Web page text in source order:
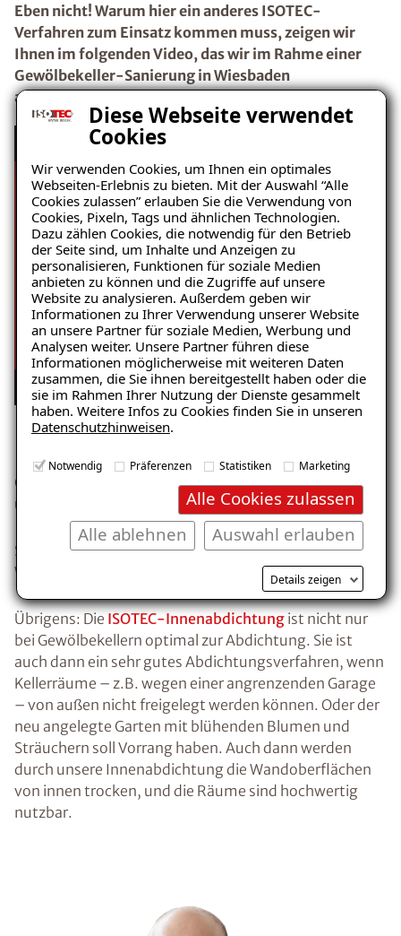
Diese Webseite verwendet
Cookies
Wir verwenden Cookies, um Ihnen ein optimales
Webseiten-Erlebnis zu bieten. Mit der Auswahl “Alle
Cookies zulassen” erlauben Sie die Verwendung von
Cookies, Pixeln, Tags und ähnlichen Technologien.
Dazu zählen Cookies, die notwendig für den Betrieb
der Seite sind, um Inhalte und Anzeigen zu
personalisieren, Funktionen für soziale Medien
anbieten zu können und die Zugriffe auf unsere
Website zu analysieren. Außerdem geben wir
Informationen zu Ihrer Verwendung unserer Website
an unsere Partner für soziale Medien, Werbung und
Analysen weiter. Unsere Partner führen diese
Informationen möglicherweise mit weiteren Daten
zusammen, die Sie ihnen bereitgestellt haben oder die
sie im Rahmen Ihrer Nutzung der Dienste gesammelt
haben. Weitere Infos zu Cookies finden Sie in unseren
Datenschutzhinweisen.
Notwendig Präferenzen Statistiken Marketing
Alle Cookies zulassen
Auswahl erlauben
Alle ablehnen
Details zeigen
Eben nicht! Warum hier ein anderes ISOTEC-
Verfahren zum Einsatz kommen muss, zeigen wir
Ihnen im folgenden Video, das wir im Rahme einer
Gewölbekeller-Sanierung in Wiesbaden
aufgenommen haben:
Gefällt Ihnen unser neues Video? - Dann lassen Sie es
uns wissen! Wir freuen uns über Ihren Kommentar.
Sie haben noch Fragen zum ThemaInnenabdichtung
Wir sind gerne für Sie da!
Übrigens: Die ISOTEC-Innenabdichtung ist nicht nur
bei Gewölbekellern optimal zur Abdichtung. Sie ist
auch dann ein sehr gutes Abdichtungsverfahren, wenn
Kellerräume – z.B. wegen einer angrenzenden Garage
– von außen nicht freigelegt werden können. Oder der
neu angelegte Garten mit blühenden Blumen und
Sträuchern soll Vorrang haben. Auch dann werden
durch unsere Innenabdichtung die Wandoberflächen
von innen trocken, und die Räume sind hochwertig
nutzbar.